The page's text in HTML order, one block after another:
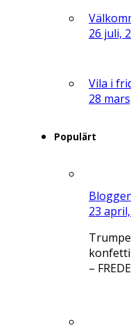
26 juli,
Vila i
28
Populärt
23
–